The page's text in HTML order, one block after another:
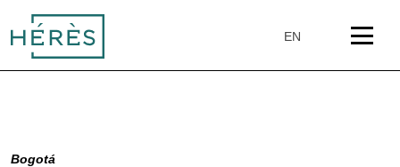
content
EN
Bogotá